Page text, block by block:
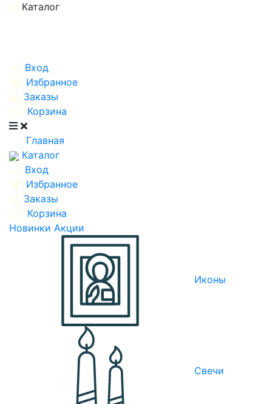
Каталог
Вход
Избранное
Заказы
Корзина
Главная
Каталог
Вход
Избранное
Заказы
Корзина
Новинки Акции
Иконы
Свечи